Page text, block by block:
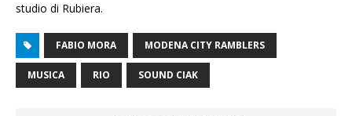
studio di Rubiera.
FABIO MORA MODENA CITY RAMBLERS
MUSICA RIO SOUND CIAK